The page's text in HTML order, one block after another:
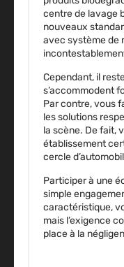
centre de lavage
nouveaux
avec système de
Cependant, il
s’accommodent
Par contre, vous
les solutions
la scène. De fait,
établissement
cercle
Participer à une
simple
caractéristique,
mais l’exigence
place à la